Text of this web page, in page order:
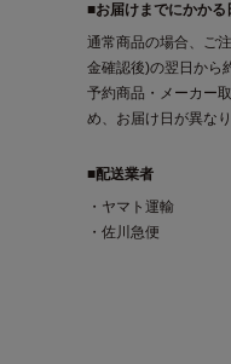
■お届けまでにかかる
通常商品の場合、ご
金確認後)の翌日から
予約商品・メーカー
め、お届け日が異な
■配送業者
・ヤマト運輸
・佐川急便